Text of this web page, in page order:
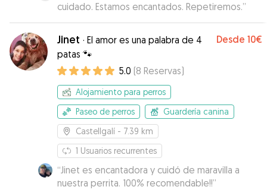
cuidado. Estamos encantados. Repetiremos.”
Jinet · El amor es una palabra de 4
patas 🐾
Desde 10€
5.0 (8 Reservas)
Alojamiento para perros
Paseo de perros
Guardería canina
Castellgalí - 7.39 km
1 Usuarios recurrentes
“Jinet es encantadora y cuidó de maravilla a
nuestra perrita. 100% recomendable!!”